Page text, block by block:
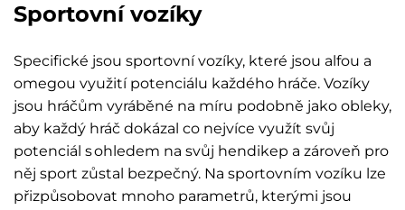
Sportovní vozíky
Specifické jsou sportovní vozíky, které jsou alfou a
omegou využití potenciálu každého hráče. Vozíky
jsou hráčům vyráběné na míru podobně jako obleky,
aby každý hráč dokázal co nejvíce využít svůj
potenciál s ohledem na svůj hendikep a zároveň pro
něj sport zůstal bezpečný. Na sportovním vozíku lze
přizpůsobovat mnoho parametrů, kterými jsou